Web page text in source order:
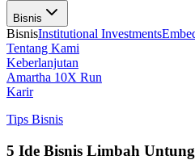
Bisnis
BisnisInstitutional Investments
Tentang Kami
Keberlanjutan
Amartha 10X Run
Karir
Tips Bisnis
5 Ide Bisnis Limbah